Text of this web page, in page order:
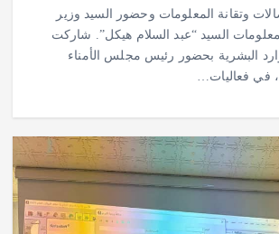
وتقانة المعلومات وحضور السيد وزير
السيد “عبد السلام هيكل”. شاركت
البشرية بحضور رئيس مجلس الأمناء
في فعاليات…